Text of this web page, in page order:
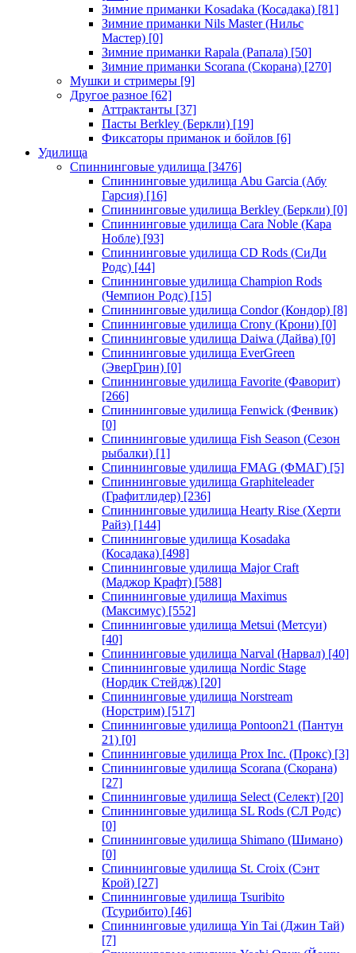
Зимние приманки Kosadaka (Косадака) [81]
Зимние приманки Nils Master (Нильс
Мастер) [0]
Зимние приманки Rapala (Рапала) [50]
Зимние приманки Scorana (Скорана) [270]
Мушки и стримеры [9]
Другое разное [62]
Аттрактанты [37]
Пасты Berkley (Беркли) [19]
Фиксаторы приманок и бойлов [6]
Удилища
Спиннинговые удилища [3476]
Спиннинговые удилища Abu Garcia (Абу
Гарсия) [16]
Спиннинговые удилища Berkley (Беркли) [0]
Спиннинговые удилища Cara Noble (Кара
Нобле) [93]
Спиннинговые удилища CD Rods (СиДи
Родс) [44]
Спиннинговые удилища Champion Rods
(Чемпион Родс) [15]
Спиннинговые удилища Condor (Кондор) [8]
Спиннинговые удилища Crony (Крони) [0]
Спиннинговые удилища Daiwa (Дайва) [0]
Спиннинговые удилища EverGreen
(ЭверГрин) [0]
Спиннинговые удилища Favorite (Фаворит)
[266]
Спиннинговые удилища Fenwick (Фенвик)
[0]
Спиннинговые удилища Fish Season (Сезон
рыбалки) [1]
Спиннинговые удилища FMAG (ФМАГ) [5]
Спиннинговые удилища Graphiteleader
(Графитлидер) [236]
Спиннинговые удилища Hearty Rise (Херти
Райз) [144]
Спиннинговые удилища Kosadaka
(Косадака) [498]
Спиннинговые удилища Major Craft
(Маджор Крафт) [588]
Спиннинговые удилища Maximus
(Максимус) [552]
Спиннинговые удилища Metsui (Метсуи)
[40]
Спиннинговые удилища Narval (Нарвал) [40]
Спиннинговые удилища Nordic Stage
(Нордик Стейдж) [20]
Спиннинговые удилища Norstream
(Норстрим) [517]
Спиннинговые удилища Pontoon21 (Пантун
21) [0]
Спиннинговые удилища Prox Inc. (Прокс) [3]
Спиннинговые удилища Scorana (Скорана)
[27]
Спиннинговые удилища Select (Селект) [20]
Спиннинговые удилища SL Rods (СЛ Родс)
[0]
Спиннинговые удилища Shimano (Шимано)
[0]
Спиннинговые удилища St. Croix (Сэнт
Крой) [27]
Спиннинговые удилища Tsuribito
(Тсурибито) [46]
Спиннинговые удилища Yin Tai (Джин Тай)
[7]